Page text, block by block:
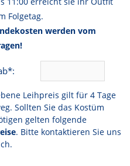
Folgetag.
werden vom
Leihpreis gilt für 4 Tage
Sollten Sie das Kostüm
gelten folgende
. Bitte kontaktieren Sie uns